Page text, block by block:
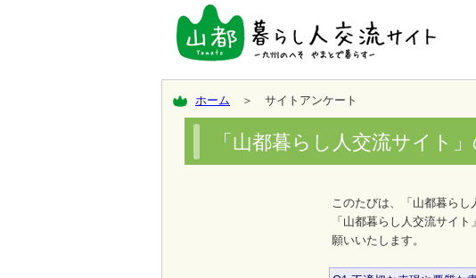
ホーム ＞ サイトアンケート
「山都暮らし人交流サイト
このたびは、「山都暮らし
「山都暮らし人交流サイ
願いいたします。